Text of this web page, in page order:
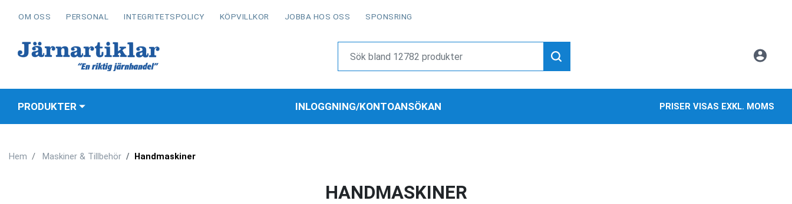
OM OSS PERSONAL INTEGRITETSPOLICY KÖPVILLKOR JOBBA HOS OSS SPONSRING
PRODUKTER INLOGGNING/KONTOANSÖKAN PRISER VISAS EXKL. MOMS
Hem Maskiner & Tillbehör Handmaskiner
HANDMASKINER